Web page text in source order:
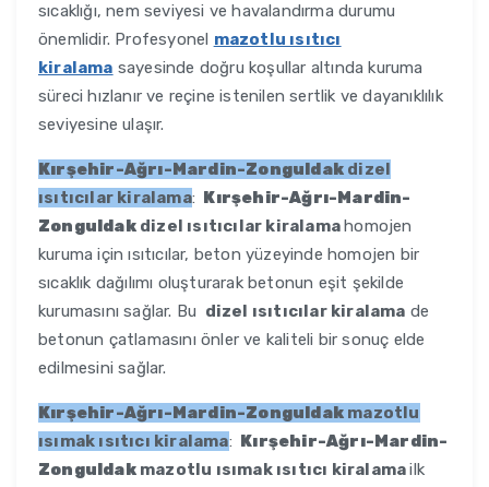
sıcaklığı, nem seviyesi ve havalandırma durumu
önemlidir. Profesyonel mazotlu ısıtıcı
kiralama sayesinde doğru koşullar altında kuruma
süreci hızlanır ve reçine istenilen sertlik ve dayanıklılık
seviyesine ulaşır.
Kırşehir-Ağrı-Mardin-Zonguldak dizel
ısıtıcılar kiralama: Kırşehir-Ağrı-Mardin-
Zonguldakdizel ısıtıcılar kiralamahomojen
kuruma için ısıtıcılar, beton yüzeyinde homojen bir
sıcaklık dağılımı oluşturarak betonun eşit şekilde
kurumasını sağlar. Bu dizel ısıtıcılar kiralama de
betonun çatlamasını önler ve kaliteli bir sonuç elde
edilmesini sağlar.
Kırşehir-Ağrı-Mardin-Zonguldak mazotlu
ısımak ısıtıcı kiralama: Kırşehir-Ağrı-Mardin-
Zonguldakmazotlu ısımak ısıtıcı kiralamailk